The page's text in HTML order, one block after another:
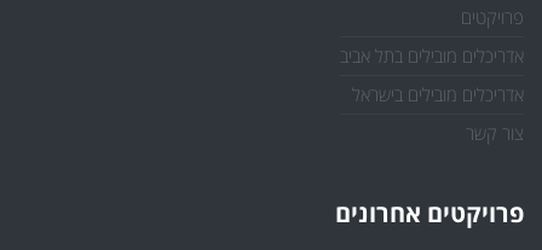
פרויקטים
אדריכלים מובילים בתל אביב
אדריכלים מובילים בישראל
צור קשר
פרויקטים אחרונים